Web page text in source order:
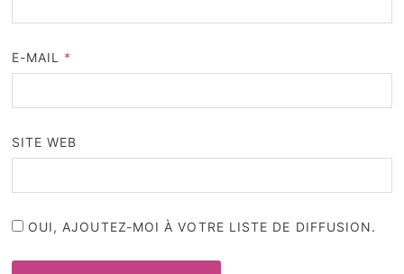
E-MAIL *
SITE WEB
OUI, AJOUTEZ-MOI À VOTRE LISTE DE DIFFUSION.